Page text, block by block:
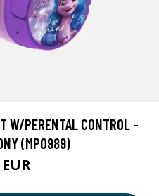
W/PERENTAL CONTROL -
(MP0989)